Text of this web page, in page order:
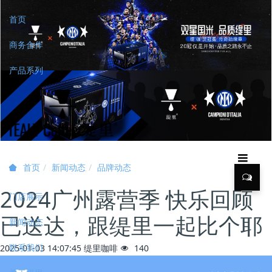
首页
商务合作
产品系列
门店展示
新闻动态
联系我们
首页 新闻动态 品牌动态
2024广州露营季 快乐回顾
已送达，跟缇里一起比个耶
2025-01-03 14:07:45 缇里咖啡 140